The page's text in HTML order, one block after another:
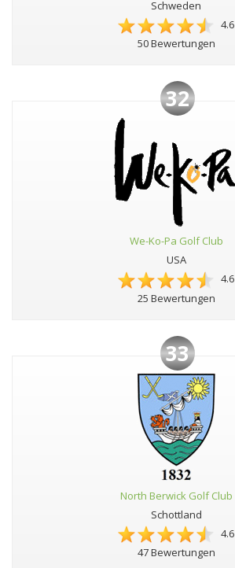
Schweden
4.6
50 Bewertungen
32
We-Ko-Pa Golf Club
USA
4.6
25 Bewertungen
33
North Berwick Golf Club
Schottland
4.6
47 Bewertungen